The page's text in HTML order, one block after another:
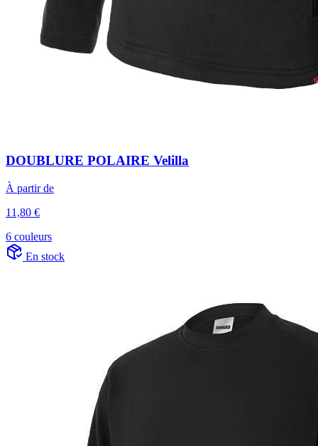
DOUBLURE POLAIRE Velilla
À partir de
11,80 €
6 couleurs
En stock